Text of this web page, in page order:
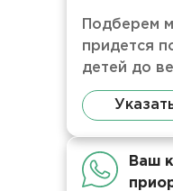
Подберем
придется
детей до
Ваш